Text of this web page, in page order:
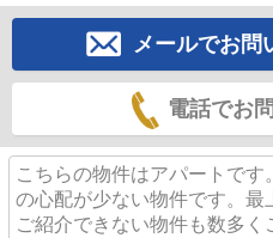
メールでお問
電話でお
こちらの物件はアパートで
の心配が少ない物件です。
ご紹介できない物件も数多